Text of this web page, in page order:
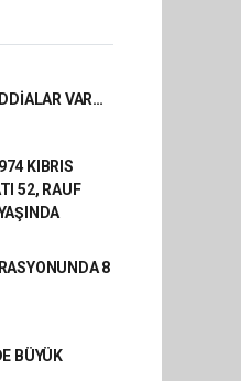
VAR…
KIBRIS
52, RAUF
8
BÜYÜK